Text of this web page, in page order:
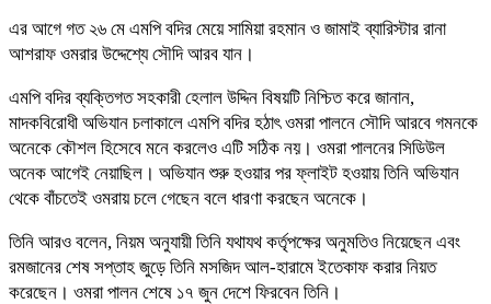
এর আগে গত ২৬ মে এমপি বদির মেয়ে সামিয়া রহমান ও জামাই ব্যারিস্টার রানা
আশরাফ ওমরার উদ্দেশ্যে সৌদি আরব যান।
এমপি বদির ব্যক্তিগত সহকারী হেলাল উদ্দিন বিষয়টি নিশ্চিত করে জানান,
মাদকবিরোধী অভিযান চলাকালে এমপি বদির হঠাৎ ওমরা পালনে সৌদি আরবে গমনকে
অনেকে কৌশল হিসেবে মনে করলেও এটি সঠিক নয়। ওমরা পালনের সিডিউল
অনেক আগেই নেয়াছিল। অভিযান শুরু হওয়ার পর ফ্লাইট হওয়ায় তিনি অভিযান
থেকে বাঁচতেই ওমরায় চলে গেছেন বলে ধারণা করছেন অনেকে।
তিনি আরও বলেন, নিয়ম অনুযায়ী তিনি যথাযথ কর্তৃপক্ষের অনুমতিও নিয়েছেন এবং
রমজানের শেষ সপ্তাহ জুড়ে তিনি মসজিদ আল-হারামে ইতেকাফ করার নিয়ত
করেছেন। ওমরা পালন শেষে ১৭ জুন দেশে ফিরবেন তিনি।